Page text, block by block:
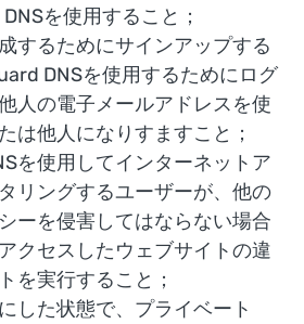
を使用すること；
するためにサインアップする
DNSを使用するためにログ
人の電子メールアドレスを使
は他人になりすますこと；
を使用してインターネットア
リングするユーザーが、他の
ーを侵害してはならない場合
クセスしたウェブサイトの違
を実行すること；
した状態で、プライベート